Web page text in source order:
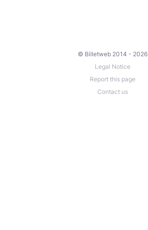
© Billetweb 2014 - 2026
Legal Notice
Report this page
Contact us